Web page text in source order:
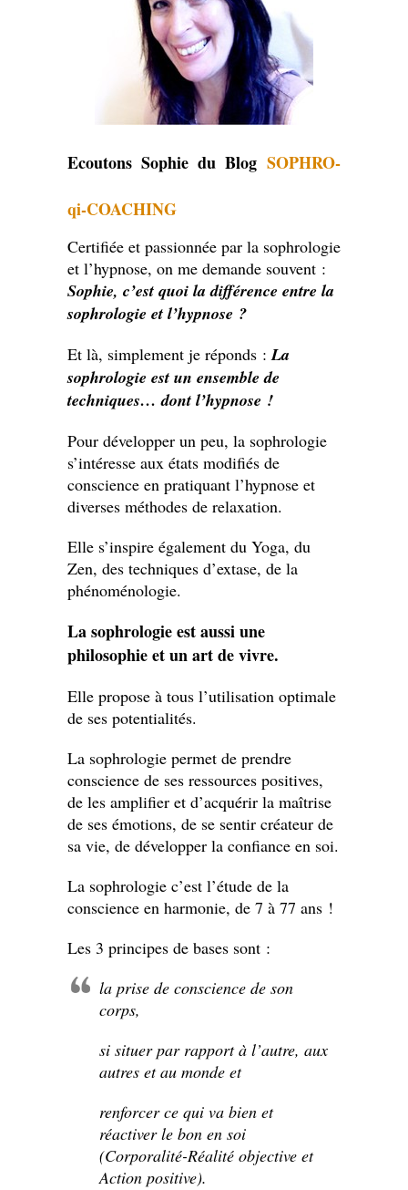
Ecoutons Sophie du Blog SOPHRO-
qi-COACHING
Certifiée et passionnée par la sophrologie
et l’hypnose, on me demande souvent :
Sophie, c’est quoi la différence entre la
sophrologie et l’hypnose ?
Et là, simplement je réponds :La
sophrologie est un ensemble de
techniques… dont l’hypnose !
Pour développer un peu, la sophrologie
s’intéresse aux états modifiés de
conscience en pratiquant l’hypnose et
diverses méthodes de relaxation.
Elle s’inspire également du Yoga, du
Zen, des techniques d’extase, de la
phénoménologie.
La sophrologie est aussi une
philosophie et un art de vivre.
Elle propose à tous l’utilisation optimale
de ses potentialités.
La sophrologie permet de prendre
conscience de ses ressources positives,
de les amplifier et d’acquérir la maîtrise
de ses émotions, de se sentir créateur de
sa vie, de développer la confiance en soi.
La sophrologie c’est l’étude de la
conscience en harmonie, de 7 à 77 ans !
Les 3 principes de bases sont :
la prise de conscience de son
corps,
si situer par rapport à l’autre, aux
autres et au monde et
renforcer ce qui va bien et
réactiver le bon en soi
(Corporalité-Réalité objective et
Action positive).